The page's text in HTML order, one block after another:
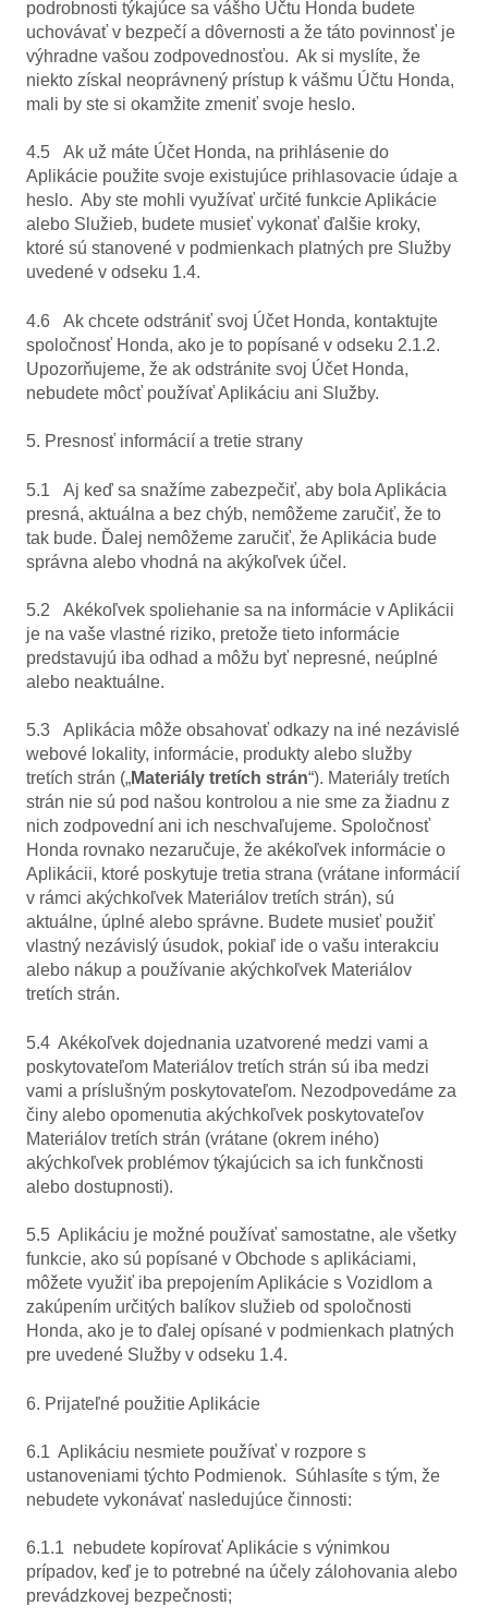
podrobnosti týkajúce sa vášho Účtu Honda budete
uchovávať v bezpečí a dôvernosti a že táto povinnosť je
výhradne vašou zodpovednosťou. Ak si myslíte, že
niekto získal neoprávnený prístup k vášmu Účtu Honda,
mali by ste si okamžite zmeniť svoje heslo.
4.5 Ak už máte Účet Honda, na prihlásenie do
Aplikácie použite svoje existujúce prihlasovacie údaje a
heslo. Aby ste mohli využívať určité funkcie Aplikácie
alebo Služieb, budete musieť vykonať ďalšie kroky,
ktoré sú stanovené v podmienkach platných pre Služby
uvedené v odseku 1.4.
4.6 Ak chcete odstrániť svoj Účet Honda, kontaktujte
spoločnosť Honda, ako je to popísané v odseku 2.1.2.
Upozorňujeme, že ak odstránite svoj Účet Honda,
nebudete môcť používať Aplikáciu ani Služby.
5. Presnosť informácií a tretie strany
5.1 Aj keď sa snažíme zabezpečiť, aby bola Aplikácia
presná, aktuálna a bez chýb, nemôžeme zaručiť, že to
tak bude. Ďalej nemôžeme zaručiť, že Aplikácia bude
správna alebo vhodná na akýkoľvek účel.
5.2 Akékoľvek spoliehanie sa na informácie v Aplikácii
je na vaše vlastné riziko, pretože tieto informácie
predstavujú iba odhad a môžu byť nepresné, neúplné
alebo neaktuálne.
5.3 Aplikácia môže obsahovať odkazy na iné nezávislé
webové lokality, informácie, produkty alebo služby
tretích strán („Materiály tretích strán“). Materiály tretích
strán nie sú pod našou kontrolou a nie sme za žiadnu z
nich zodpovední ani ich neschvaľujeme. Spoločnosť
Honda rovnako nezaručuje, že akékoľvek informácie o
Aplikácii, ktoré poskytuje tretia strana (vrátane informácií
v rámci akýchkoľvek Materiálov tretích strán), sú
aktuálne, úplné alebo správne. Budete musieť použiť
vlastný nezávislý úsudok, pokiaľ ide o vašu interakciu
alebo nákup a používanie akýchkoľvek Materiálov
tretích strán.
5.4 Akékoľvek dojednania uzatvorené medzi vami a
poskytovateľom Materiálov tretích strán sú iba medzi
vami a príslušným poskytovateľom. Nezodpovedáme za
činy alebo opomenutia akýchkoľvek poskytovateľov
Materiálov tretích strán (vrátane (okrem iného)
akýchkoľvek problémov týkajúcich sa ich funkčnosti
alebo dostupnosti).
5.5 Aplikáciu je možné používať samostatne, ale všetky
funkcie, ako sú popísané v Obchode s aplikáciami,
môžete využiť iba prepojením Aplikácie s Vozidlom a
zakúpením určitých balíkov služieb od spoločnosti
Honda, ako je to ďalej opísané v podmienkach platných
pre uvedené Služby v odseku 1.4.
6. Prijateľné použitie Aplikácie
6.1 Aplikáciu nesmiete používať v rozpore s
ustanoveniami týchto Podmienok. Súhlasíte s tým, že
nebudete vykonávať nasledujúce činnosti:
6.1.1 nebudete kopírovať Aplikácie s výnimkou
prípadov, keď je to potrebné na účely zálohovania alebo
prevádzkovej bezpečnosti;